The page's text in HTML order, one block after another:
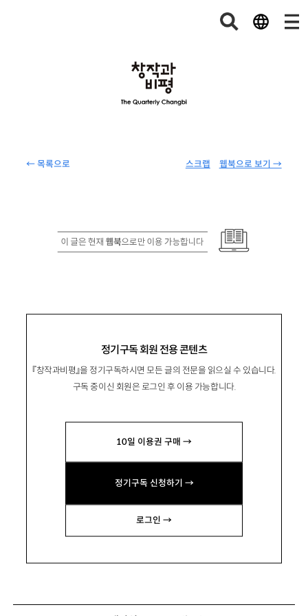
← 목록으로 웹북으로 보기 →
스크랩
정기구독 회원 전용 콘텐츠
『창작과비평』을 정기구독하시면 모든 글의 전문을 읽으실 수 있습니다.
구독 중이신 회원은 로그인 후 이용 가능합니다.
10일 이용권 구매 →
정기구독 신청하기 →
로그인 →